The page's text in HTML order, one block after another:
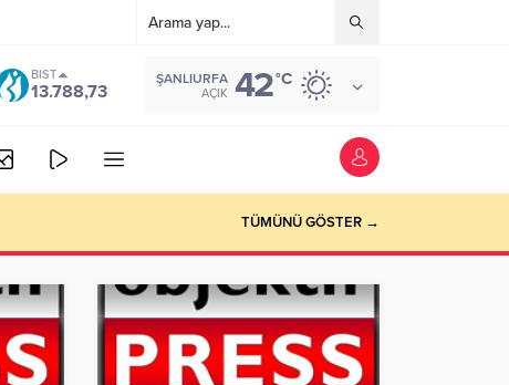
BIST
13.788,73
ŞANLIURFA
AÇIK 42°C
TÜMÜNÜ GÖSTER →